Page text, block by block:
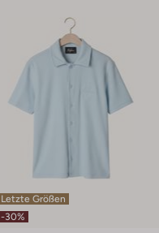
Letzte Größen
-30%